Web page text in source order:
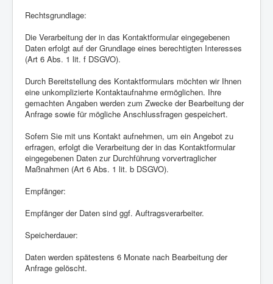
Rechtsgrundlage:
Die Verarbeitung der in das Kontaktformular eingegebenen
Daten erfolgt auf der Grundlage eines berechtigten Interesses
(Art 6 Abs. 1 lit. f DSGVO).
Durch Bereitstellung des Kontaktformulars möchten wir Ihnen
eine unkomplizierte Kontaktaufnahme ermöglichen. Ihre
gemachten Angaben werden zum Zwecke der Bearbeitung der
Anfrage sowie für mögliche Anschlussfragen gespeichert.
Sofern Sie mit uns Kontakt aufnehmen, um ein Angebot zu
erfragen, erfolgt die Verarbeitung der in das Kontaktformular
eingegebenen Daten zur Durchführung vorvertraglicher
Maßnahmen (Art 6 Abs. 1 lit. b DSGVO).
Empfänger:
Empfänger der Daten sind ggf. Auftragsverarbeiter.
Speicherdauer:
Daten werden spätestens 6 Monate nach Bearbeitung der
Anfrage gelöscht.